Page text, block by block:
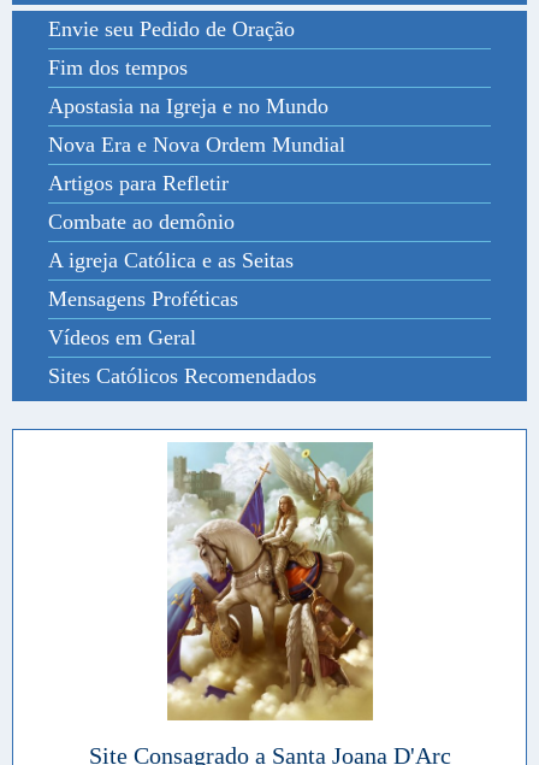
Envie seu Pedido de Oração
Fim dos tempos
Apostasia na Igreja e no Mundo
Nova Era e Nova Ordem Mundial
Artigos para Refletir
Combate ao demônio
A igreja Católica e as Seitas
Mensagens Proféticas
Vídeos em Geral
Sites Católicos Recomendados
Site Consagrado a Santa Joana D'Arc